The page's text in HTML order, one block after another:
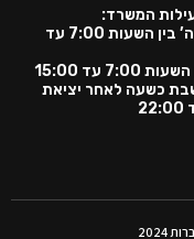
המשרד:
ימים א’-ה’ בין השעות 7:00 עד
7:00 עד 15:00
כשעה לאחר יציאת